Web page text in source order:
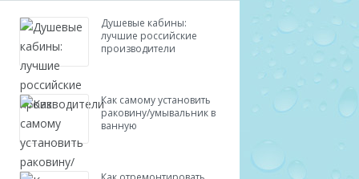
Душевые кабины:
лучшие российские
производители
Как самому установить
раковину/умывальник в
ванную